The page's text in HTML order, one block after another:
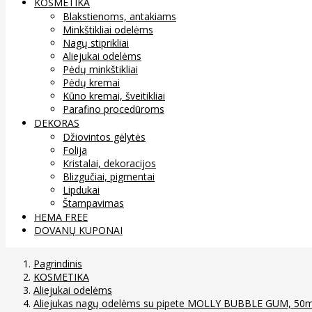
Blakstienoms, antakiams
Minkštikliai odelėms
Nagų stiprikliai
Aliejukai odelėms
Pėdų minkštikliai
Pėdų kremai
Kūno kremai, šveitikliai
Parafino procedūroms
DEKORAS
Džiovintos gėlytės
Folija
Kristalai, dekoracijos
Blizgučiai, pigmentai
Lipdukai
Štampavimas
HEMA FREE
DOVANŲ KUPONAI
Pagrindinis
KOSMETIKA
Aliejukai odelėms
Aliejukas nagų odelėms su pipete MOLLY BUBBLE GUM,